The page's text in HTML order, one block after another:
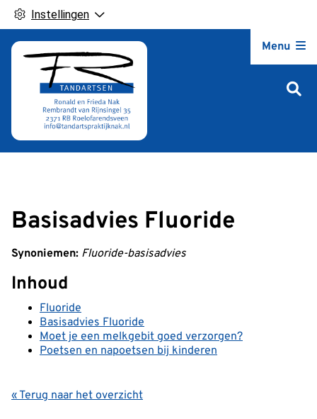
Instellingen
Menu
Basisadvies Fluoride
Synoniemen: Fluoride-basisadvies
Inhoud
Fluoride
Basisadvies Fluoride
Moet je een melkgebit goed verzorgen?
Poetsen en napoetsen bij kinderen
« Terug naar het overzicht